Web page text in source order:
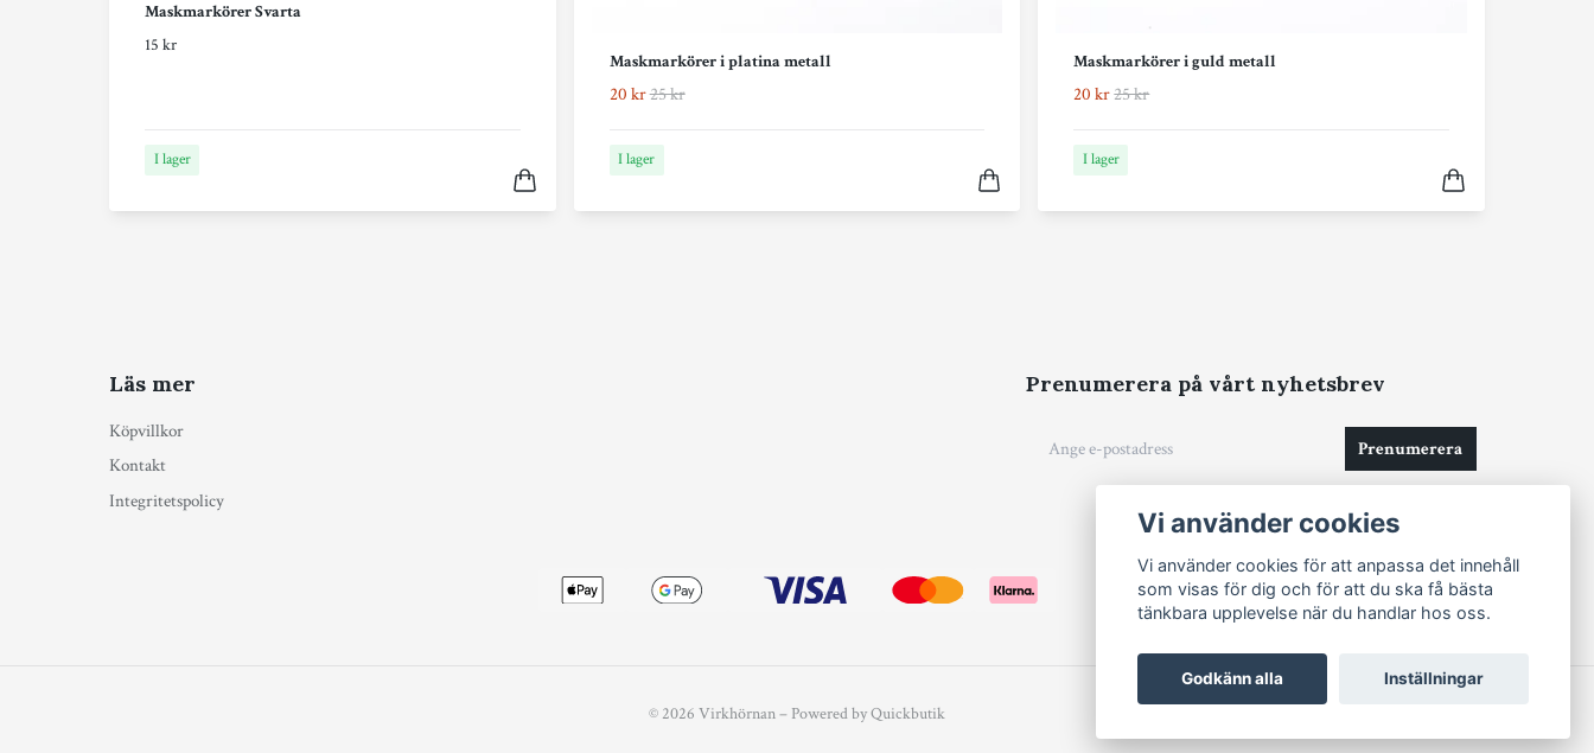
Maskmarkörer Svarta
15 kr
I lager
Maskmarkörer i platina metall
20 kr25 kr
I lager
Maskmarkörer i guld metall
20 kr25 kr
I lager
Läs mer
Köpvillkor
Kontakt
Integritetspolicy
Prenumerera på vårt nyhetsbrev
Prenumerera
© 2026 Virkhörnan– Powered by Quickbutik
Vi använder cookies
Vi använder cookies för att anpassa det innehåll
som visas för dig och för att du ska få bästa
tänkbara upplevelse när du handlar hos oss.
Godkänn alla Inställningar